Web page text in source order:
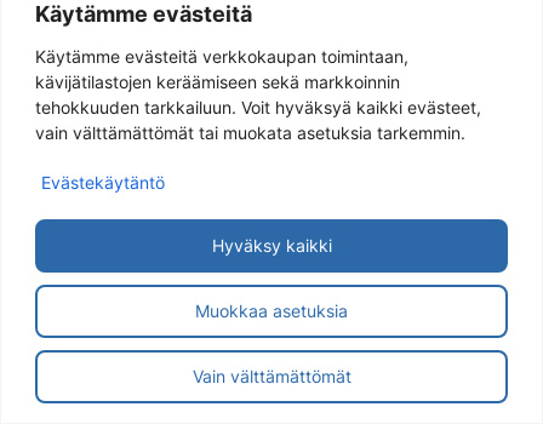
Käytämme evästeitä
Käytämme evästeitä verkkokaupan toimintaan,
kävijätilastojen keräämiseen sekä markkoinnin
tehokkuuden tarkkailuun. Voit hyväksyä kaikki evästeet,
vain välttämättömät tai muokata asetuksia tarkemmin.
Evästekäytäntö
Muokkaa asetuksia
Vain välttämättömät
Hyväksy kaikki
Lattiakaivon
vesilukko
VIESER
Vieser
Vieser
Pesukonesuppilo
vesilukolla
VIESER
Vieser
Pesukoneen
viemäröintiin
määrä
Säädettävä teräskehys VIESER Vieser/Vieser One RST 197×197
neliökansille